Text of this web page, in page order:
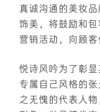
真诚沟通的美妆
饰美，将鼓励和
营销活动，向顾客
悦诗风吟为了彰
专属自己风格的
之无愧的代表人